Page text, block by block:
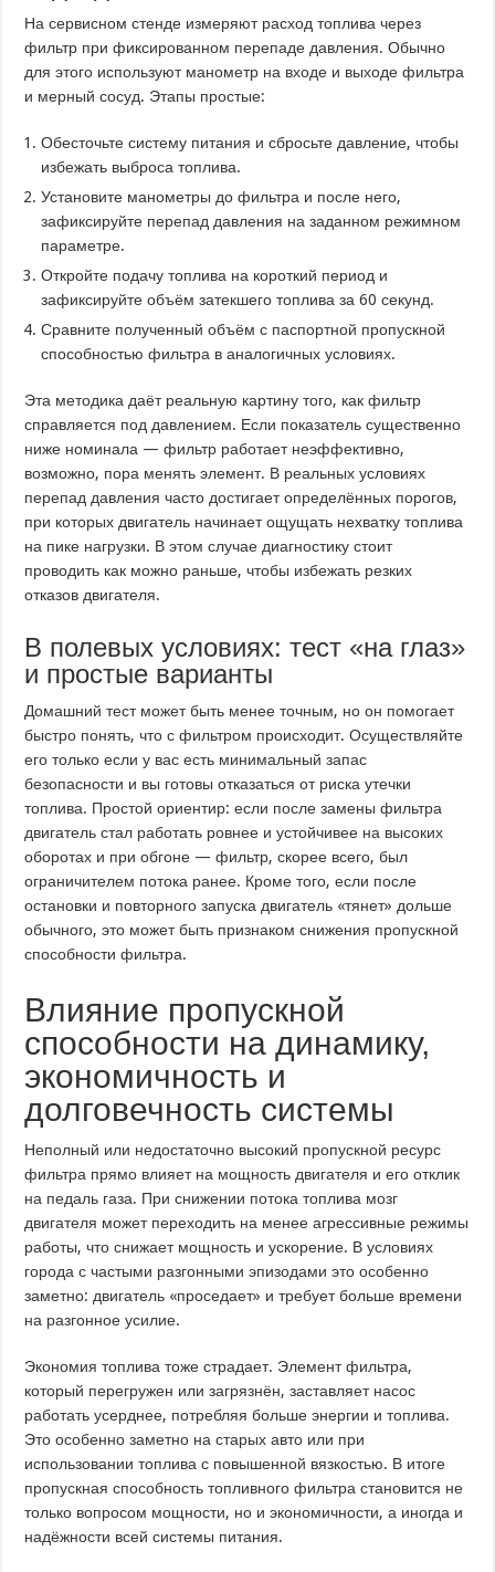
На сервисном стенде измеряют расход топлива через
фильтр при фиксированном перепаде давления. Обычно
для этого используют манометр на входе и выходе фильтра
и мерный сосуд. Этапы простые:
Обесточьте систему питания и сбросьте давление, чтобы
избежать выброса топлива.
Установите манометры до фильтра и после него,
зафиксируйте перепад давления на заданном режимном
параметре.
Откройте подачу топлива на короткий период и
зафиксируйте объём затекшего топлива за 60 секунд.
Сравните полученный объём с паспортной пропускной
способностью фильтра в аналогичных условиях.
Эта методика даёт реальную картину того, как фильтр
справляется под давлением. Если показатель существенно
ниже номинала — фильтр работает неэффективно,
возможно, пора менять элемент. В реальных условиях
перепад давления часто достигает определённых порогов,
при которых двигатель начинает ощущать нехватку топлива
на пике нагрузки. В этом случае диагностику стоит
проводить как можно раньше, чтобы избежать резких
отказов двигателя.
В полевых условиях: тест «на глаз»
и простые варианты
Домашний тест может быть менее точным, но он помогает
быстро понять, что с фильтром происходит. Осуществляйте
его только если у вас есть минимальный запас
безопасности и вы готовы отказаться от риска утечки
топлива. Простой ориентир: если после замены фильтра
двигатель стал работать ровнее и устойчивее на высоких
оборотах и при обгоне — фильтр, скорее всего, был
ограничителем потока ранее. Кроме того, если после
остановки и повторного запуска двигатель «тянет» дольше
обычного, это может быть признаком снижения пропускной
способности фильтра.
Влияние пропускной
способности на динамику,
экономичность и
долговечность системы
Неполный или недостаточно высокий пропускной ресурс
фильтра прямо влияет на мощность двигателя и его отклик
на педаль газа. При снижении потока топлива мозг
двигателя может переходить на менее агрессивные режимы
работы, что снижает мощность и ускорение. В условиях
города с частыми разгонными эпизодами это особенно
заметно: двигатель «проседает» и требует больше времени
на разгонное усилие.
Экономия топлива тоже страдает. Элемент фильтра,
который перегружен или загрязнён, заставляет насос
работать усерднее, потребляя больше энергии и топлива.
Это особенно заметно на старых авто или при
использовании топлива с повышенной вязкостью. В итоге
пропускная способность топливного фильтра становится не
только вопросом мощности, но и экономичности, а иногда и
надёжности всей системы питания.